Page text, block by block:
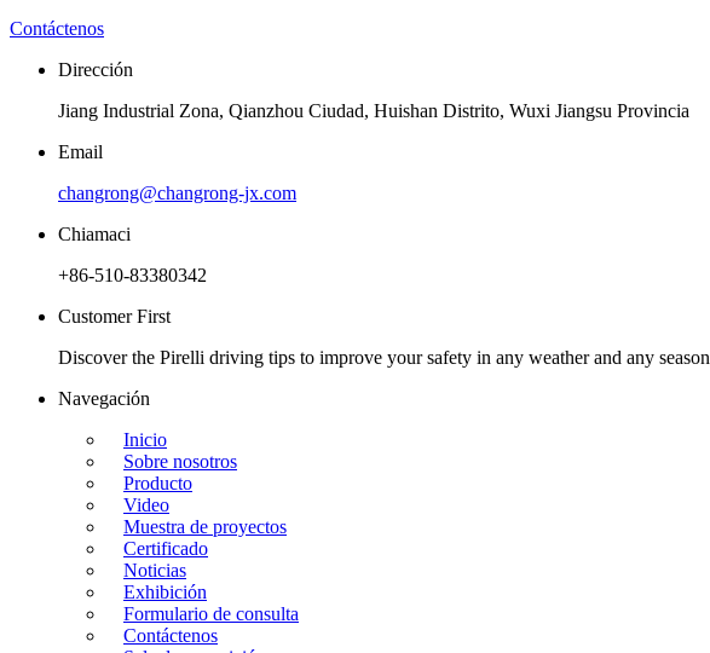
Contáctenos
Dirección
Jiang Industrial Zona, Qianzhou Ciudad, Huishan Distrito, Wuxi Jiangsu Provincia
Email
changrong@changrong-jx.com
Chiamaci
+86-510-83380342
Customer First
Discover the Pirelli driving tips to improve your safety in any weather and any
Navegación
Inicio
Sobre nosotros
Producto
Video
Muestra de proyectos
Certificado
Noticias
Exhibición
Formulario de consulta
Contáctenos